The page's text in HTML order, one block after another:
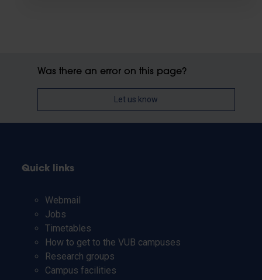
Was there an error on this page?
Let us know
Quick links
Webmail
Jobs
Timetables
How to get to the VUB campuses
Research groups
Campus facilities